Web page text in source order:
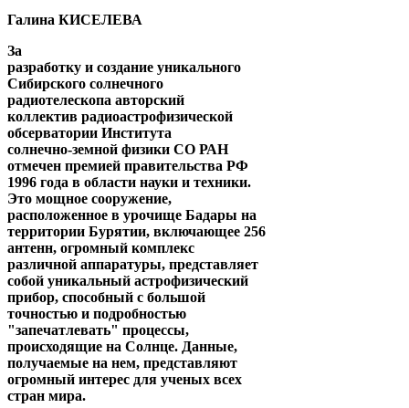
Галина КИСЕЛЕВА
За
разработку и создание уникального
Сибирского солнечного
радиотелескопа авторский
коллектив радиоастрофизической
обсерватории Института
солнечно-земной физики СО РАН
отмечен премией правительства РФ
1996 года в области науки и техники.
Это мощное сооружение,
расположенное в урочище Бадары на
территории Бурятии, включающее 256
антенн, огромный комплекс
различной аппаратуры, представляет
собой уникальный астрофизический
прибор, способный с большой
точностью и подробностью
"запечатлевать" процессы,
происходящие на Солнце. Данные,
получаемые на нем, представляют
огромный интерес для ученых всех
стран мира.